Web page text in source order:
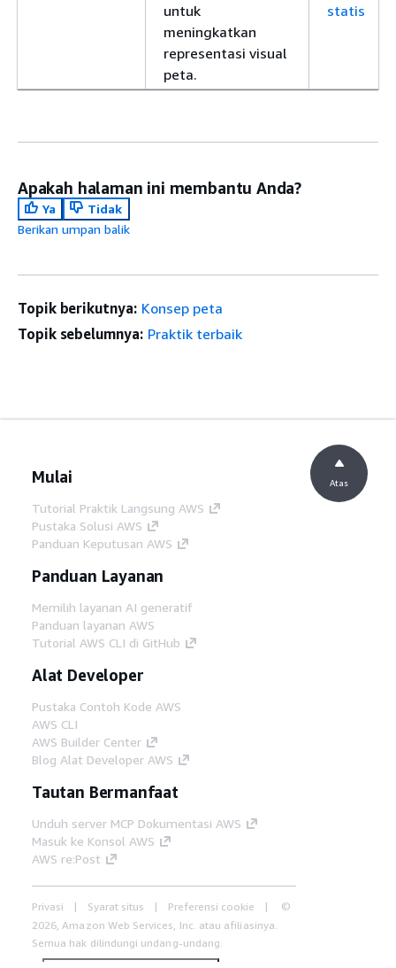
untuk
meningkatkan
representasi visual
peta.
statis
Apakah halaman ini membantu Anda?
Ya
Tidak
Berikan umpan balik
Topik berikutnya: Konsep peta
Topik sebelumnya: Praktik terbaik
Mulai
Tutorial Praktik Langsung AWS
Pustaka Solusi AWS
Panduan Keputusan AWS
Panduan Layanan
Memilih layanan AI generatif
Panduan layanan AWS
Tutorial AWS CLI di GitHub
Alat Developer
Pustaka Contoh Kode AWS
AWS CLI
AWS Builder Center
Blog Alat Developer AWS
Tautan Bermanfaat
Unduh server MCP Dokumentasi AWS
Masuk ke Konsol AWS
AWS re:Post
Privasi Syarat situs Preferensi cookie
©
2026, Amazon Web Services, Inc. atau afiliasinya.
Semua hak dilindungi undang-undang.
Atas